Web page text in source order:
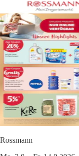
Rossmann